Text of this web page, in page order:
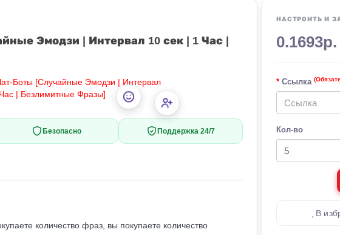
Эмодзи | Интервал 10 сек | 1 Час |
Безопасно Поддержка 24/7
количество фраз, вы покупаете количество
НАСТРОИТЬ И
0.1693р.
Ссылка
Кол-во
В